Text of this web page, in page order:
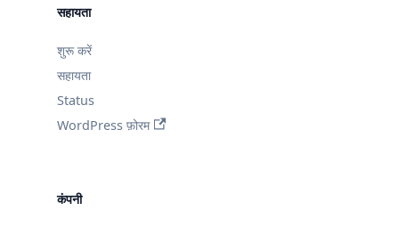
सहायता
शुरू करें
सहायता
Status
WordPress फ़ोरम
कंपनी